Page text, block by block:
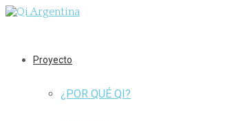
Proyecto
¿POR QUÉ QI?